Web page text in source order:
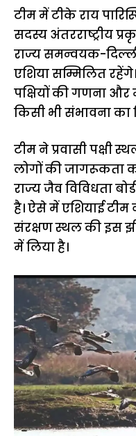
टीम में टीके राय
सदस्य अंतरराष्ट्रीय
राज्य समन्वयक-
एशिया सम्मिलित रहेंगे।
पक्षियों की गणना
किसी भी संभावना का
टीम ने प्रवासी पक्षी
लोगों की जागरूकता
राज्य जैव विविधता
है। ऐसे में एशियाई टीम
संरक्षण स्थल की इस
में लिया है।